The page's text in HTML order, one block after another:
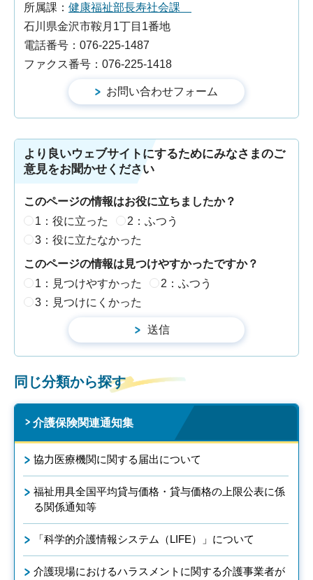
所属課： 健康福祉部長寿社会課
石川県金沢市鞍月1丁目1番地
電話番号：076-225-1487
ファクス番号：076-225-1418
より良いウェブサイトにするためにみなさまのご
意見をお聞かせください
このページの情報はお役に立ちましたか？
1：役に立った
2：ふつう
3：役に立たなかった
このページの情報は見つけやすかったですか？
1：見つけやすかった
2：ふつう
3：見つけにくかった
同じ分類から探す
介護保険関連通知集
協力医療機関に関する届出について
福祉用具全国平均貸与価格・貸与価格の上限公表に係
る関係通知等
「科学的介護情報システム（LIFE）」について
介護現場におけるハラスメントに関する介護事業者が